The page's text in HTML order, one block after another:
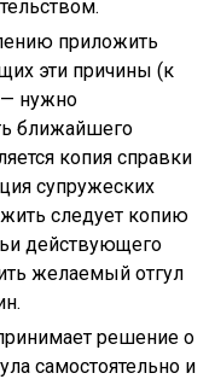
приложить
эти причины (к
— нужно
ближайшего
копия справки
супружеских
следует копию
действующего
желаемый отгул
решение о
самостоятельно и